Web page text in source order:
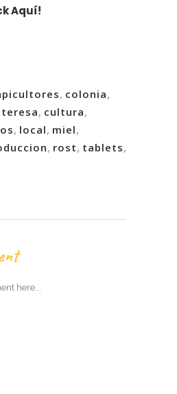
Aquí!
, colonia,
, cultura,
, local, miel,
, rost, tablets,